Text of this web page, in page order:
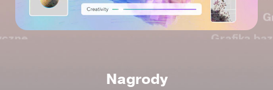
Grafika
Nagrody